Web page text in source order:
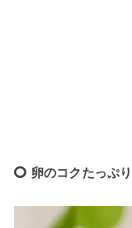
卵のコクたっぷ